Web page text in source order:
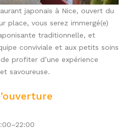
japonais à Nice, ouvert du
place, vous serez immergé(e)
traditionnelle, et
conviviale et aux petits soins
profiter d’une expérience
savoureuse.